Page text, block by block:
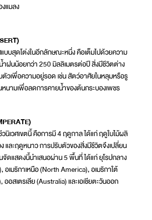
แมลง
บสุดโต่งในอีกลักษณะหนึ่ง คือเต็มไปด้วยความ
ฝนน้อยกว่า 250 มิลลิเมตรต่อปี สิ่งมีชีวิตต่าง
วเพื่อความอยู่รอด เช่น สัตว์อาศัยในหลุมหรือรู
หนามเพื่อลดการคายน้ำของต้นกระบองเพชร
นิเวศเขตนี้ คือการมี 4 ฤดูกาล ได้แก่ ฤดูใบไม้ผลิ
และฤดูหนาว การปรับตัวของสิ่งมีชีวิตจึงเปลี่ยน
ดแสดงนี้นำเสนอผ่าน 5 พื้นที่ ได้แก่ ยุโรปกลาง
อเมริกาเหนือ (North America), อเมริกาใต้
อสเตรเลีย (Australia) และเอเชียตะวันออก